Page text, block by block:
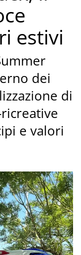
estivi
dei
di
e valori